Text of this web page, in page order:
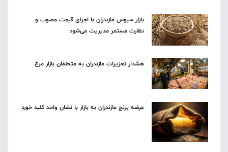
بازار سبوس مازندران با اجرای قیمت مصوب و
نظارت مستمر مدیریت می‌شود
هشدار تعزیرات مازندران به متخلفان بازار مرغ
عرضه برنج مازندران به بازار با نشان واحد کلید خورد